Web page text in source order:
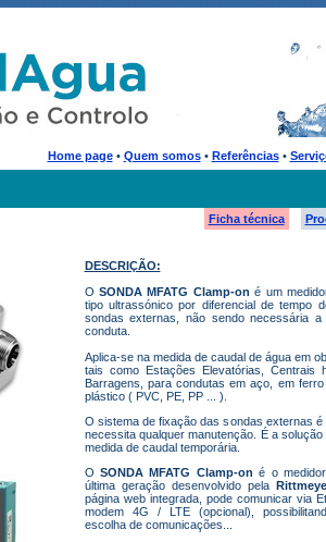
Home page• Quem somos• Referências•
Ficha técnica
DESCRIÇÃO:
O SONDA MFATG Clamp-oné um
tipo ultrassónico por diferencial de tempo
sondas externas, não sendo necessária a
conduta.
Aplica-se na medida de caudal de água em
tais como Estações Elevatórias, Centrais
Barragens, para condutas em aço, em
plástico ( PVC, PE, PP ... ).
O sistema de fixação das sondas externas é
necessita qualquer manutenção. É a
medida de caudal temporária.
O SONDA MFATG Clamp-on é o
última geração desenvolvido pela
página web integrada, pode comunicar via
modem 4G / LTE (opcional),
escolha de comunicações...